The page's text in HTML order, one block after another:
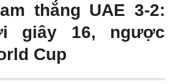
thắng UAE 3-2:
giây 16, ngược
Cup